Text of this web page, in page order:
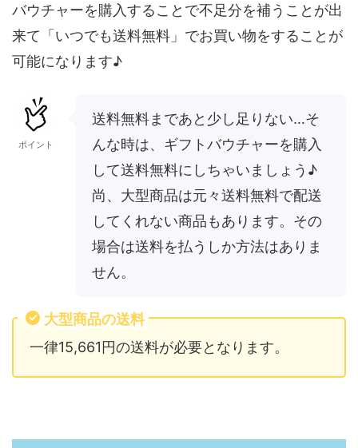
バウチャーを購入することで不足分を補うことが出
来て「いつでも送料無料」でお買い物をすることが
可能になります♪
ポイント
送料無料まであと少し足りない…そ
んな時は、ギフトバウチャーを購入
して送料無料にしちゃいましょう♪
尚、大型商品は元々送料無料で配送
してくれない商品もあります。その
場合は送料を払うしか方法はありま
せん。
大型商品の送料
一律15,661円の送料が必要となります。